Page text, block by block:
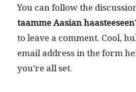
You can fol­low the
taamme Aasian
to leave a com­ment. Cool,
email address in the form
you’re all set.